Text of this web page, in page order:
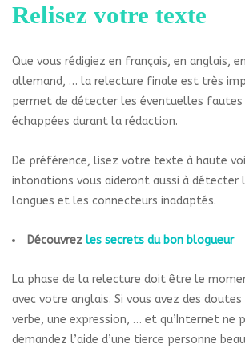
Relisez votre texte
Que vous rédigiez en français, en anglais,
allemand, … la relecture finale est très
permet de détecter les éventuelles fautes
échappées durant la rédaction.
De préférence, lisez votre texte à haute
intonations vous aideront aussi à détecter
longues et les connecteurs inadaptés.
Découvrez les secrets du bon blogueur
La phase de la relecture doit être le
avec votre anglais. Si vous avez des
verbe, une expression, … et qu’Internet ne
demandez l’aide d’une tierce personne